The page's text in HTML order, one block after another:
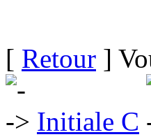
[ Retour ]
Initiale C